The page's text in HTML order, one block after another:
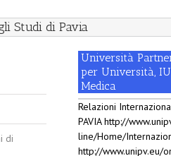
Studi di Pavia
Università
per Università,
Medica
Relazioni
PAVIA http://
line/Home/
http://www.unipv.eu/
di